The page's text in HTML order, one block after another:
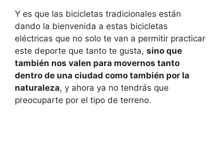
Y es que las bicicletas tradicionales están
dando la bienvenida a estas bicicletas
eléctricas que no solo te van a permitir practicar
este deporte que tanto te gusta, sino que
también nos valen para movernos tanto
dentro de una ciudad como también por la
naturaleza, y ahora ya no tendrás que
preocuparte por el tipo de terreno.